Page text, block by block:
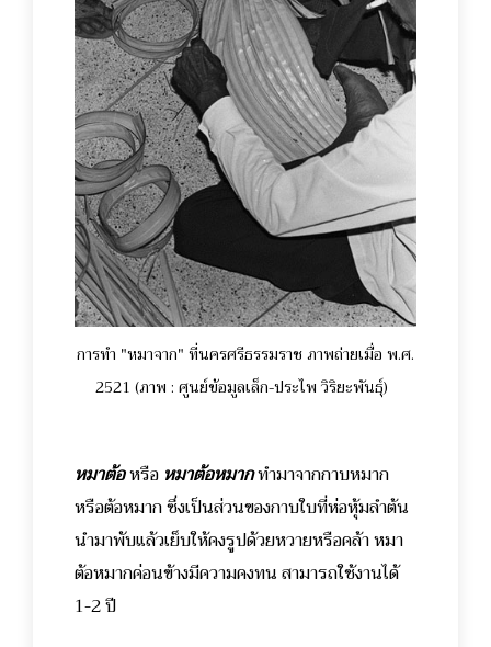
การทำ "หมาจาก" ที่นครศรีธรรมราช ภาพถ่ายเมื่อ พ.ศ.
2521 (ภาพ : ศูนย์ข้อมูลเล็ก-ประไพ วิริยะพันธุ์)
หมาต้อหรือ หมาต้อหมากทำมาจากกาบหมาก
หรือต้อหมาก ซึ่งเป็นส่วนของกาบใบที่ห่อหุ้มลำต้น
นำมาพับแล้วเย็บให้คงรูปด้วยหวายหรือคล้า หมา
ต้อหมากค่อนข้างมีความคงทน สามารถใช้งานได้
1-2 ปี